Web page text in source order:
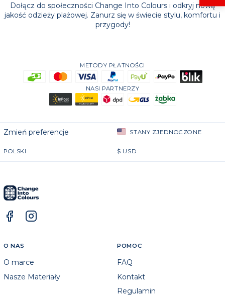
Dołącz do społeczności Change Into Colours i odkryj nową
jakość odzieży plażowej. Zanurz się w świecie stylu, komfortu i
przygody!
METODY PŁATNOŚCI
NASI PARTNERZY
Zmień preferencje STANY ZJEDNOCZONE
POLSKI $ USD
O NAS
O marce
Nasze Materiały
POMOC
FAQ
Kontakt
Regulamin